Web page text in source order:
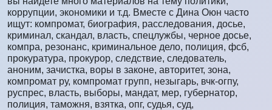
коррупции, экономики и т.д. Вместе с Дина Оюн часто
ищут: компромат, биография, расследования, досье,
криминал, скандал, власть, спецлужбы, черное досье,
компра, резонанс, криминальное дело, полиция, фсб,
прокуратура, прокурор, следствие, следователь,
аноним, зачистка, воры в законе, авторитет, зона,
компромат ру, компромат групп, незыгарь, вчк-огпу,
руспрес, власть, выборы, мандат, мер, губернатор,
полиция, таможня, взятка, опг, судья, суд,